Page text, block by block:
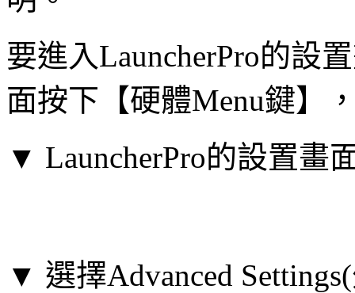
要進入LauncherPro的設
面按下【硬體Menu鍵】
▼ LauncherPro的設置畫
▼ 選擇Advanced